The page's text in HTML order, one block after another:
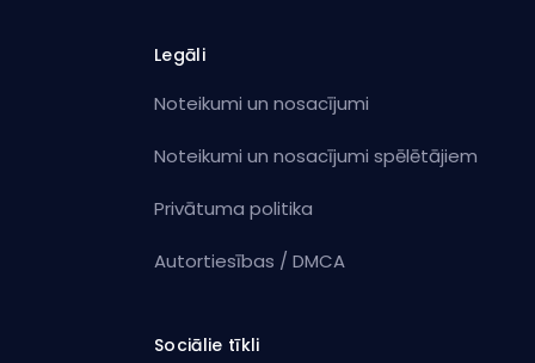
Legāli
Noteikumi un nosacījumi
Noteikumi un nosacījumi spēlētājiem
Privātuma politika
Autortiesības / DMCA
Sociālie tīkli